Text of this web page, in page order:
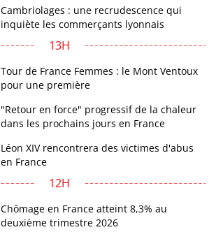
Cambriolages : une recrudescence qui
inquiète les commerçants lyonnais
13H
Tour de France Femmes : le Mont Ventoux
pour une première
"Retour en force" progressif de la chaleur
dans les prochains jours en France
Léon XIV rencontrera des victimes d'abus
en France
12H
Chômage en France atteint 8,3% au
deuxième trimestre 2026